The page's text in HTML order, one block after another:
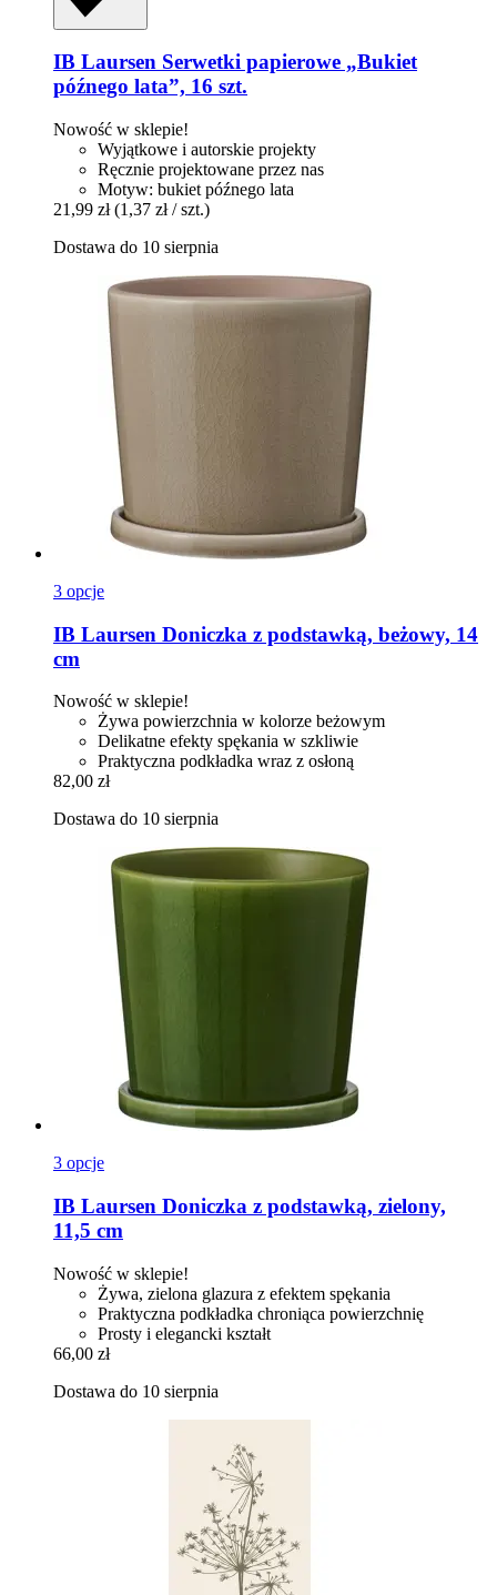
IB Laursen Serwetki papierowe „Bukiet
późnego lata”, 16 szt.
Nowość w sklepie!
Wyjątkowe i autorskie projekty
Ręcznie projektowane przez nas
Motyw: bukiet późnego lata
21,99 zł (1,37 zł / szt.)
Dostawa do 10 sierpnia
3 opcje
IB Laursen Doniczka z podstawką, beżowy, 14
cm
Nowość w sklepie!
Żywa powierzchnia w kolorze beżowym
Delikatne efekty spękania w szkliwie
Praktyczna podkładka wraz z osłoną
82,00 zł
Dostawa do 10 sierpnia
3 opcje
IB Laursen Doniczka z podstawką, zielony,
11,5 cm
Nowość w sklepie!
Żywa, zielona glazura z efektem spękania
Praktyczna podkładka chroniąca powierzchnię
Prosty i elegancki kształt
66,00 zł
Dostawa do 10 sierpnia